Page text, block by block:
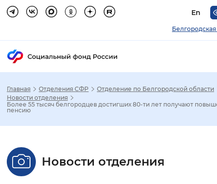
En
Белгородская
Стандартный Увеличенный
Главная Отделения СФР
Отделение по Белгородской области
Новости отделения
Более 55 тысяч белгородцев достигших 80-ти лет получают
пенсию
Новости отделения